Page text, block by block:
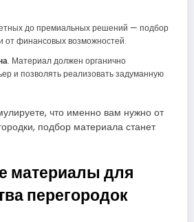
до премиальных решений — подбор
от финансовых возможностей.
. Материал должен органично
и позволять реализовать задуманную
что именно вам нужно от
подбор материала станет
материалы для
перегородок